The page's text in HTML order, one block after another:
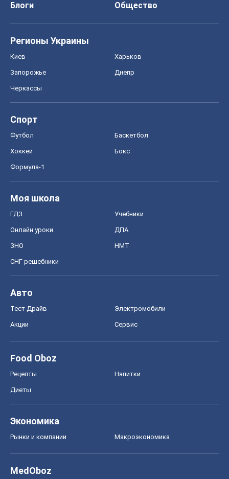
Блоги
Общество
Регионы Украины
Киев Харьков
Запорожье Днепр
Черкассы
Спорт
Футбол Баскетбол
Хоккей Бокс
Формула-1
Моя школа
ГДЗ Учебники
Онлайн уроки ДПА
ЗНО НМТ
СНГ решебники
Авто
Тест Драйв Электромобили
Акции Сервис
Food Oboz
Рецепты Напитки
Диеты
Экономика
Рынки и компании Mакроэкономика
MedOboz